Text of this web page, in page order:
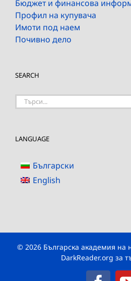
Бюджет и финансова
Профил на купувача
Имоти под наем
Почивно дело
SEARCH
Търсене
LANGUAGE
Български
English
© 2026 Българска академия на
DarkReader.org за